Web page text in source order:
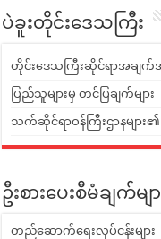
ပဲခူးတိုင်းဒေသကြီး
တိုင်းဒေသကြီးဆိုင်ရာအချက်
ပြည်သူများမှ တင်ပြချက်များ
သက်ဆိုင်ရာဝန်ကြီးဌာနများ၏
ဦးစားပေးစီမံချက်မျာ
တည်ဆောက်ရေးလုပ်ငန်းများ